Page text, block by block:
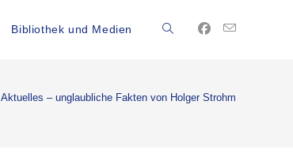
Bibliothek und Medien
Aktuelles – unglaubliche Fakten von Holger Strohm